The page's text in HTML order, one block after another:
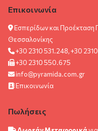
Επικοινωνία
Εσπερίδων και
Θεσσαλονίκης
+30 2310 531.248, +30
+30 2310 550.675
info@pyramida.com.gr
Επικοινωνία
Πωλήσεις